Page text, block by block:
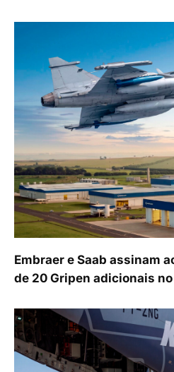
Embraer e Saab assinam
de 20 Gripen adicionais